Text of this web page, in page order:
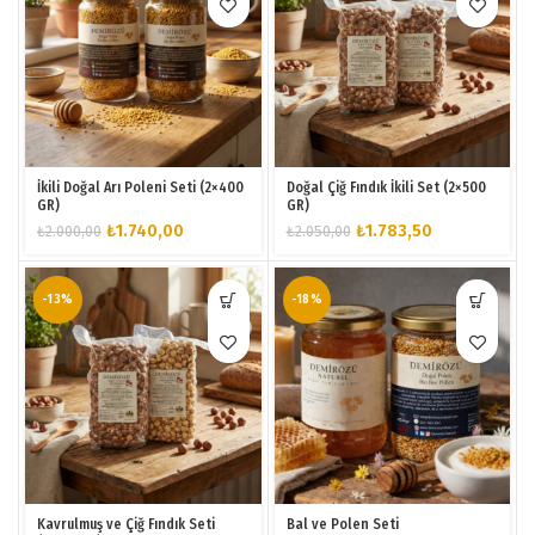
İkili Doğal Arı Poleni Seti (2×400
GR)
₺2.000,00 Orijinal
₺2.000,00.
₺1.740,00
fiyat:
₺1.740,00.
Doğal Çiğ Fındık İkili Set (2×500
GR)
₺2.050,00 Orijinal
₺2.050,00.
₺1.783,50Şu
fiyat:
₺1.783,50.
-13%
Kavrulmuş ve Çiğ Fındık Seti
-18%
Bal ve Polen Seti